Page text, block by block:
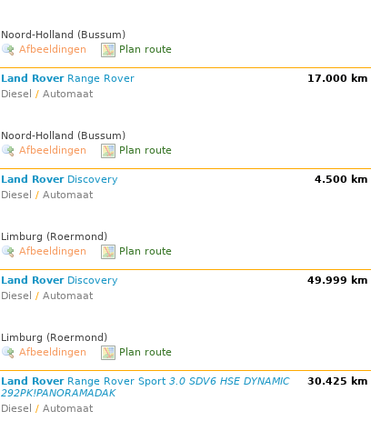
Noord-Holland (Bussum)
Afbeeldingen
Plan route
Land Rover Range Rover
Diesel
/ Automaat
Noord-Holland (Bussum)
Afbeeldingen
Plan route
17.000 km
Land Rover Discovery
Diesel
/ Automaat
Limburg (Roermond)
Afbeeldingen
Plan route
4.500 km
Land Rover Discovery
Diesel
/ Automaat
Limburg (Roermond)
Afbeeldingen
Plan route
49.999 km
Land Rover Range Rover Sport 3.0 SDV6 HSE DYNAMIC
292PK!PANORAMADAK
Diesel
/ Automaat
30.425 km